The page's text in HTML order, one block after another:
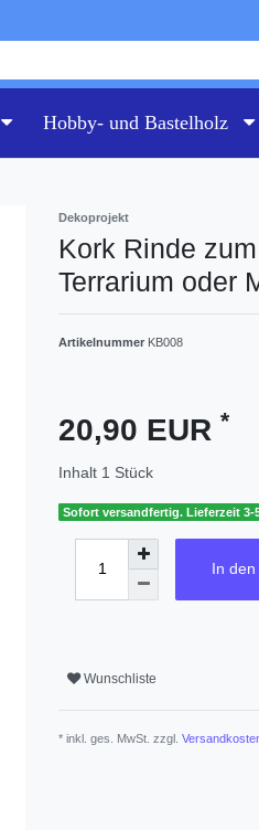
Hobby- und Bastelholz
Dekoprojekt
Kork Rinde
Terrarium oder
Artikelnummer KB008
20,90 EUR *
Inhalt 1 Stück
Sofort versandfertig. Lieferzeit 3-
In
Wunschliste
* inkl. ges. MwSt. zzgl.